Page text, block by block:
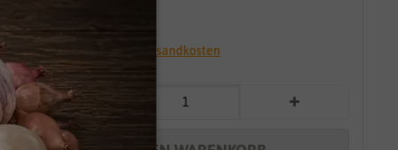
* inkl. 7% MwSt. zzgl. Versandkosten